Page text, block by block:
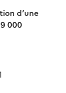
d’une
000